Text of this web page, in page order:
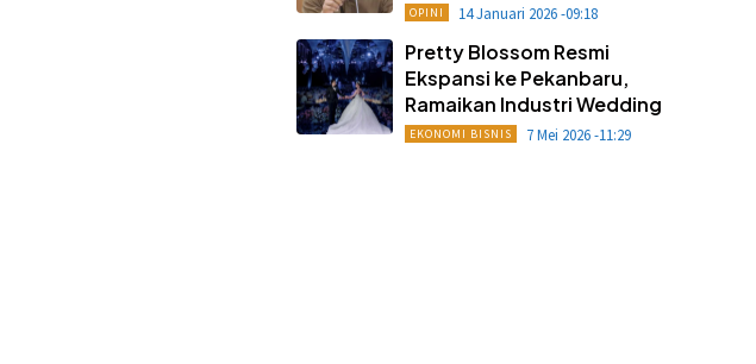
OPINI 14 Januari 2026 -09:18
Pretty Blossom Resmi
Ekspansi ke Pekanbaru,
Ramaikan Industri Wedding
EKONOMI BISNIS 7 Mei 2026 -11:29